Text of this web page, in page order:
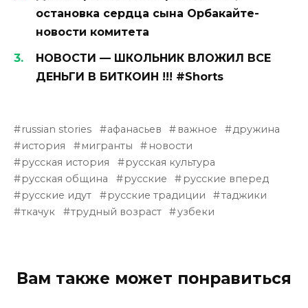
остановка сердца сына Орбакайте-
новости комитета
НОВОСТИ — ШКОЛЬНИК ВЛОЖИЛ ВСЕ
ДЕНЬГИ В БИТКОИН !!! #Shorts
russian stories афанасьев важное
дружина
история
мигранты
новости
русская история
русская культура
русская община
русские
русские вперед
русские идут
русские традиции
таджики
ткачук
трудный возраст узбеки
Вам также может понравиться